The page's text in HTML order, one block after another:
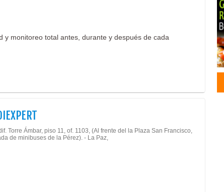
y monitoreo total antes, durante y después de cada
Torre Ámbar, piso 11, of. 1103, (Al frente del la Plaza San Francisco,
de minibuses de la Pérez). - La Paz,